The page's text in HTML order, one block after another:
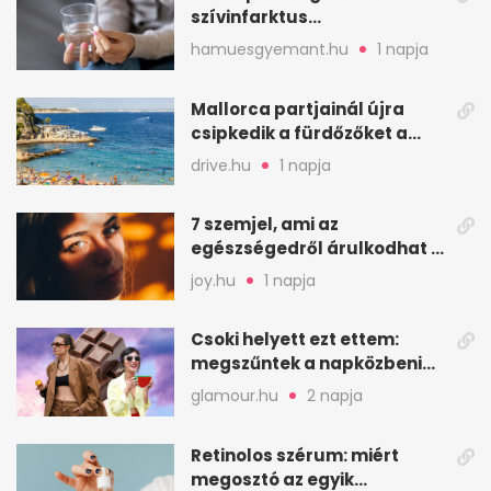
szívinfarktus
megelőzésében, de nem
mindenkinek
hamuesgyemant.hu 1 napja
Mallorca partjainál újra
csipkedik a fürdőzőket a
halak a sekély vízben
drive.hu 1 napja
7 szemjel, ami az
egészségedről árulkodhat –
erre figyelj oda
joy.hu 1 napja
Csoki helyett ezt ettem:
megszűntek a napközbeni
nassolási rohamok
glamour.hu 2 napja
Retinolos szérum: miért
megosztó az egyik